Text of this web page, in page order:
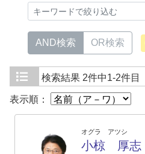
AND検索 OR検索
検索結果 2件中1-2件目
表示順：
オグラ アツシ
小椋 厚志